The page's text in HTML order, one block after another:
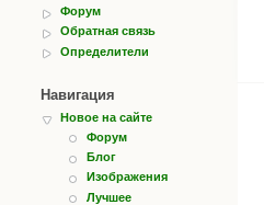
Форум
Обратная связь
Определители
Навигация
Новое на сайте
Форум
Блог
Изображения
Лучшее